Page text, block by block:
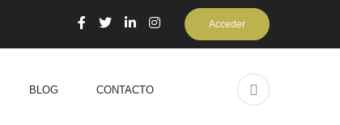
Acceder
BLOG CONTACTO